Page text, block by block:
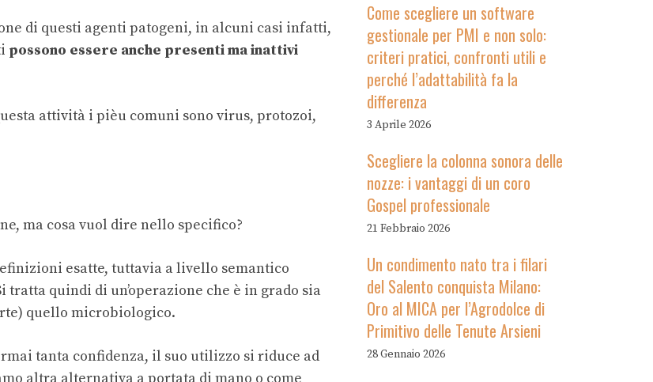
di questi agenti patogeni, in alcuni casi infatti,
possono essere anche presenti ma inattivi
attività i pièu comuni sono virus, protozoi,
ma cosa vuol dire nello specifico?
esatte, tuttavia a livello semantico
quindi di un’operazione che è in grado sia
quello microbiologico.
tanta confidenza, il suo utilizzo si riduce ad
Come scegliere un software
gestionale per PMI e non solo:
criteri pratici, confronti utili e
perché l’adattabilità fa la
differenza
3 Aprile 2026
Scegliere la colonna sonora delle
nozze: i vantaggi di un coro
Gospel professionale
21 Febbraio 2026
Un condimento nato tra i filari
del Salento conquista Milano:
Oro al MICA per l’Agrodolce di
Primitivo delle Tenute Arsieni
28 Gennaio 2026